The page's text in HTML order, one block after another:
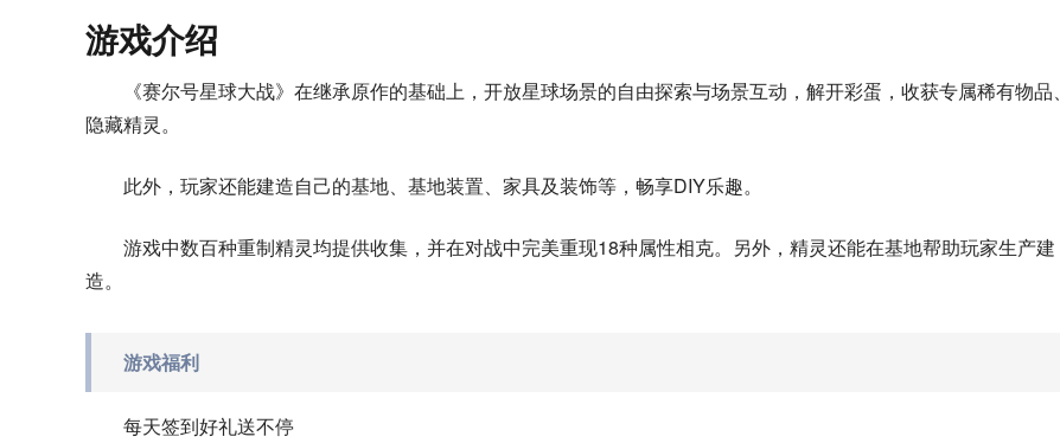
游戏介绍
《赛尔号星球大战》在继承原作的基础上，开放星球场景的自由探索与场景互动，解开彩蛋，收获专属稀有物品、
隐藏精灵。
此外，玩家还能建造自己的基地、基地装置、家具及装饰等，畅享DIY乐趣。
游戏中数百种重制精灵均提供收集，并在对战中完美重现18种属性相克。另外，精灵还能在基地帮助玩家生产建
造。
游戏福利
每天签到好礼送不停